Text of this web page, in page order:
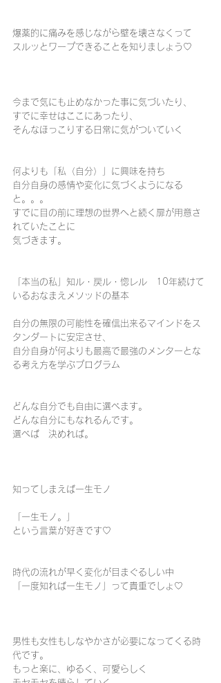
爆薬的に痛みを感じながら壁を壊さなくって
スルッとワープできることを知りましょう♡
今まで気にも止めなかった事に気づいたり、
すでに幸せはここにあったり、
そんなほっこりする日常に気がついていく
何よりも「私（自分）」に興味を持ち
自分自身の感情や変化に気づくようになる
と。。。
すでに目の前に理想の世界へと続く扉が用意さ
れていたことに
気づきます。
「本当の私」知ル・戻ル・惚レル　10年続けて
いるおなまえメソッドの基本
自分の無限の可能性を確信出来るマインドをス
タンダートに安定させ、
自分自身が何よりも最高で最強のメンターとな
る考え方を学ぶプログラム
どんな自分でも自由に選べます。
どんな自分にもなれるんです。
選べば　決めれば。
知ってしまえば一生モノ
「一生モノ。」
という言葉が好きです♡
時代の流れが早く変化が目まぐるしい中
「一度知れば一生モノ」って貴重でしょ♡
男性も女性もしなやかさが必要になってくる時
代です。
もっと楽に、ゆるく、可愛らしく